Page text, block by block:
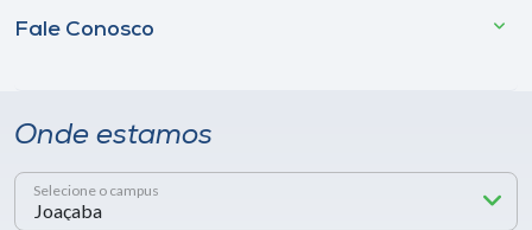
Fale Conosco
Onde estamos
Selecione o campus